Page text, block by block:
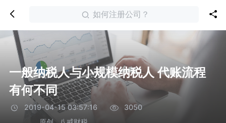
如何注册公司？
一般纳税人与小规模纳税人 代账流程
有何不同
2019-04-15 03:57:16
3050